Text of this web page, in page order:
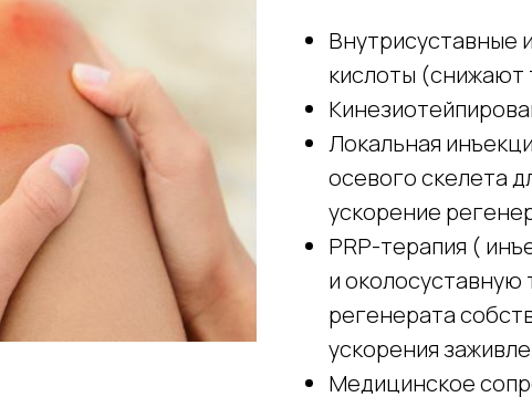
Внутрисуставные
кислоты (снижают
Локальная
осевого скелета
ускорение
PRP-терапия (
и околосуставную
регенерата
ускорения
Медицинское